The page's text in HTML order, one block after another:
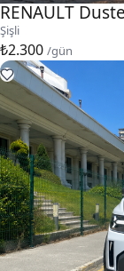
RENAULT
Şişli
₺2.300 /gün